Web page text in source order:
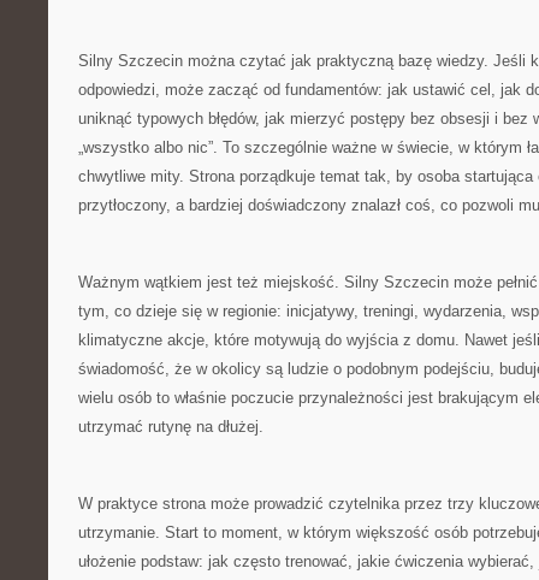
Silny Szczecin można czytać jak praktyczną bazę wiedzy. Jeśli
odpowiedzi, może zacząć od fundamentów: jak ustawić cel, jak
uniknąć typowych błędów, jak mierzyć postępy bez obsesji i bez
„wszystko albo nic”. To szczególnie ważne w świecie, w którym
chwytliwe mity. Strona porządkuje temat tak, by osoba startująca
przytłoczony, a bardziej doświadczony znalazł coś, co pozwoli
Ważnym wątkiem jest też miejskość. Silny Szczecin może
tym, co dzieje się w regionie: inicjatywy, treningi, wydarzenia,
klimatyczne akcje, które motywują do wyjścia z domu. Nawet
świadomość, że w okolicy są ludzie o podobnym podejściu,
wielu osób to właśnie poczucie przynależności jest brakującym
utrzymać rutynę na dłużej.
W praktyce strona może prowadzić czytelnika przez trzy
utrzymanie. Start to moment, w którym większość osób
ułożenie podstaw: jak często trenować, jakie ćwiczenia